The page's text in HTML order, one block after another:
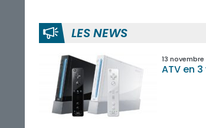
LES NEWS
13
ATV en